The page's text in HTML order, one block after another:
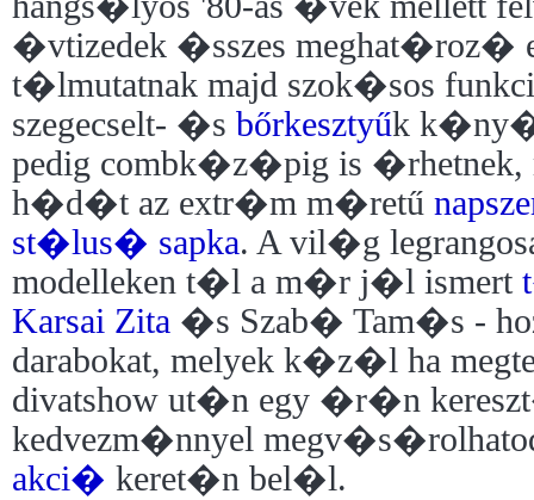
�vtizedek �sszes meghat�roz�
t�lmutatnak majd szok�sos
szegecselt- �s bőrkesztyűk
pedig combk�z�pig is
h�d�t az extr�m m�retű
st�lus� sapka. A vil�g
modelleken t�l a m�r j�l ismert
Karsai Zita �s Szab� Tam�s -
darabokat, melyek k�z�l ha
divatshow ut�n egy �r�n
kedvezm�nnyel
akci� keret�n bel�l.